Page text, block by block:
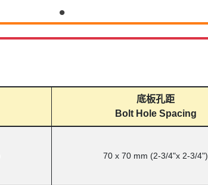
底板孔距
Bolt Hole Spacing
70 x 70 mm (2-3/4"x 2-3/4")